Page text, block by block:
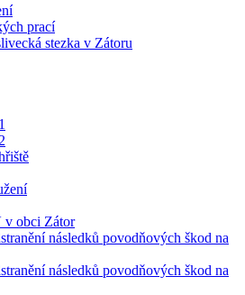
prací
stezka v Zátoru
v obci Zátor
následků povodňových škod na
následků povodňových škod na